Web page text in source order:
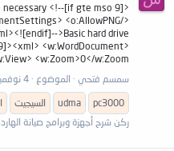
<!--[if gte mso 9]>
<o:AllowPNG/>
>Basic hard drive
<w:WordDocument>
<w:Zoom>0</w:Zoom>...
سمسم فتحي
الموضوع 4 نوفمبر 2013
pc3000
udma السيجيت
ركن شرح أجهزة وبرامج صيانة